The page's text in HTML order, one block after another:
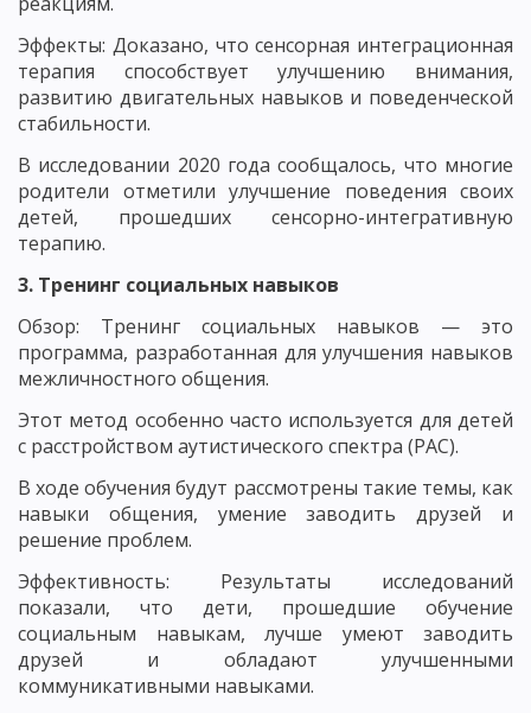
Эффекты: Доказано, что сенсорная интеграционная
терапия способствует улучшению внимания,
развитию двигательных навыков и поведенческой
стабильности.
В исследовании 2020 года сообщалось, что многие
родители отметили улучшение поведения своих
детей, прошедших сенсорно-интегративную
терапию.
3. Тренинг социальных навыков
Обзор: Тренинг социальных навыков — это
программа, разработанная для улучшения навыков
межличностного общения.
Этот метод особенно часто используется для детей
с расстройством аутистического спектра (РАС).
В ходе обучения будут рассмотрены такие темы, как
навыки общения, умение заводить друзей и
решение проблем.
Эффективность: Результаты исследований
показали, что дети, прошедшие обучение
социальным навыкам, лучше умеют заводить
друзей и обладают улучшенными
коммуникативными навыками.